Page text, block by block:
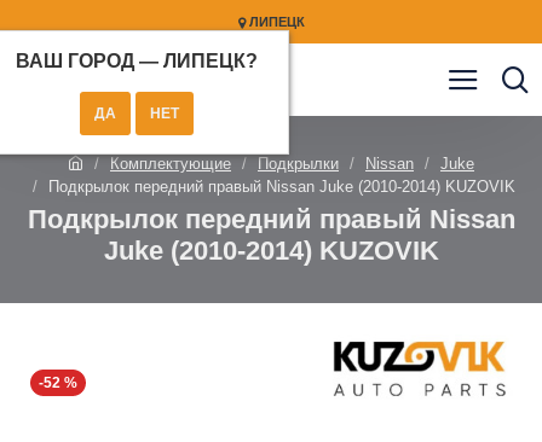
ЛИПЕЦК
ВАШ ГОРОД — ЛИПЕЦК?
Комплектующие Подкрылки Nissan
Juke
Подкрылок передний правый Nissan Juke (2010-2014) KUZOVIK
Подкрылок передний правый Nissan
Juke (2010-2014) KUZOVIK
-52 %